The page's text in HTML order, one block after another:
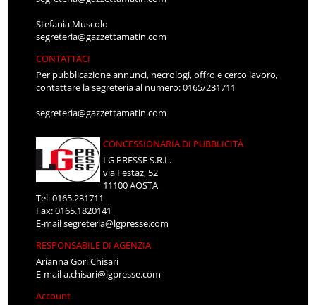
Stefania Muscolo
segreteria@gazzettamatin.com
CONTATTACI
Per pubblicazione annunci, necrologi, offro e cerco lavoro,
contattare la segreteria al numero: 0165/231711
segreteria@gazzettamatin.com
CONCESSIONARIA DI PUBBLICITÀ
LG PRESSE S.R.L.
via Festaz, 52
11100 AOSTA
Tel: 0165.231711
Fax: 0165.1820141
E-mailsegreteria@lgpresse.com
RESPONSABILE DI AGENZIA
Arianna Gori Chisari
E-maila.chisari@lgpresse.com
Account